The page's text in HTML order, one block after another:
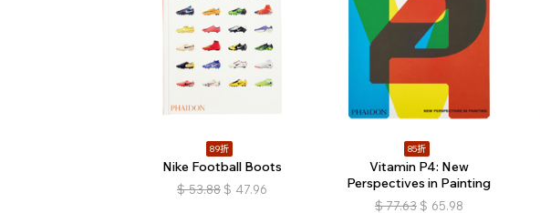
89折
Nike Football Boots
$ 53.88 $ 47.96
85折
Vitamin P4: New
Perspectives in Painting
$ 77.63 $ 65.98